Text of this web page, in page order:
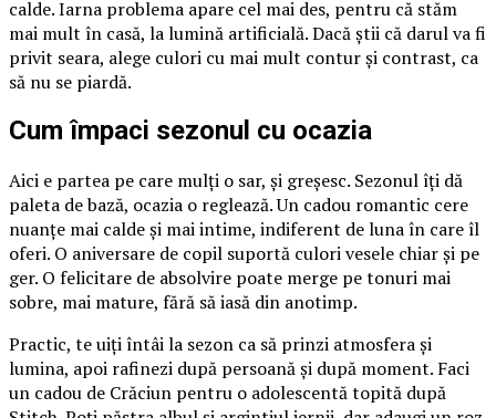
calde. Iarna problema apare cel mai des, pentru că stăm
mai mult în casă, la lumină artificială. Dacă știi că darul va fi
privit seara, alege culori cu mai mult contur și contrast, ca
să nu se piardă.
Cum împaci sezonul cu ocazia
Aici e partea pe care mulți o sar, și greșesc. Sezonul îți dă
paleta de bază, ocazia o reglează. Un cadou romantic cere
nuanțe mai calde și mai intime, indiferent de luna în care îl
oferi. O aniversare de copil suportă culori vesele chiar și pe
ger. O felicitare de absolvire poate merge pe tonuri mai
sobre, mai mature, fără să iasă din anotimp.
Practic, te uiți întâi la sezon ca să prinzi atmosfera și
lumina, apoi rafinezi după persoană și după moment. Faci
un cadou de Crăciun pentru o adolescentă topită după